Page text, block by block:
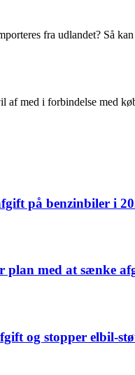
fra udlandet? Så
af med i forbindelse med
på benzinbiler i
med at sænke
og stopper elbil-